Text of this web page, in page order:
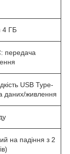
4 ГБ
передача
USB Type-
даних/живлення
на падіння з 2